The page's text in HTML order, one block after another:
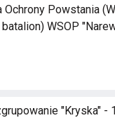
Ochrony Powstania
WSOP
"Kryska" -